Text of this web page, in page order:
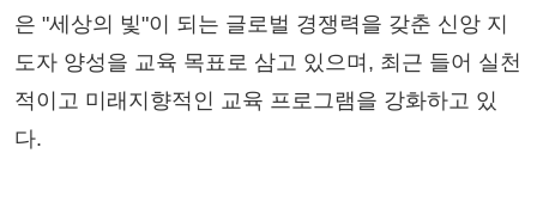
은 "세상의 빛"이 되는 글로벌 경쟁력을 갖춘 신앙 지
도자 양성을 교육 목표로 삼고 있으며, 최근 들어 실천
적이고 미래지향적인 교육 프로그램을 강화하고 있
다.